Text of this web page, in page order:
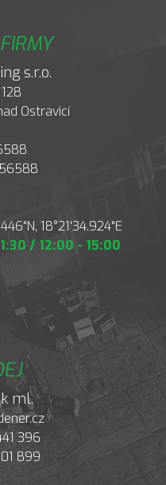
s.r.o.
Ostravicí
18°21'34.924"E
/ 12:00 - 15:00
ml.
396
899